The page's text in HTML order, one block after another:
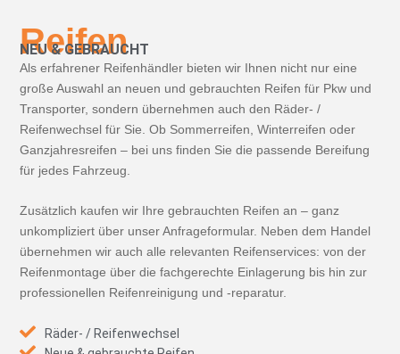
Reifen
NEU & GEBRAUCHT
Als erfahrener Reifenhändler bieten wir Ihnen nicht nur eine
große Auswahl an neuen und gebrauchten Reifen für Pkw und
Transporter, sondern übernehmen auch den Räder- /
Reifenwechsel für Sie. Ob Sommerreifen, Winterreifen oder
Ganzjahresreifen – bei uns finden Sie die passende Bereifung
für jedes Fahrzeug.
Zusätzlich kaufen wir Ihre gebrauchten Reifen an – ganz
unkompliziert über unser Anfrageformular. Neben dem Handel
übernehmen wir auch alle relevanten Reifenservices: von der
Reifenmontage über die fachgerechte Einlagerung bis hin zur
professionellen Reifenreinigung und -reparatur.
Räder- / Reifenwechsel